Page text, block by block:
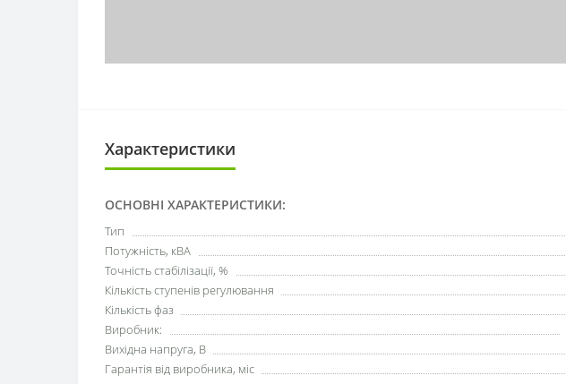
Характеристики
ОСНОВНІ ХАРАКТЕРИСТИКИ:
Тип
Потужність, кВА
Точність стабілізації, %
Кількість ступенів регулювання
Кількість фаз
Виробник:
Вихідна напруга, В
Гарантія від виробника, міс